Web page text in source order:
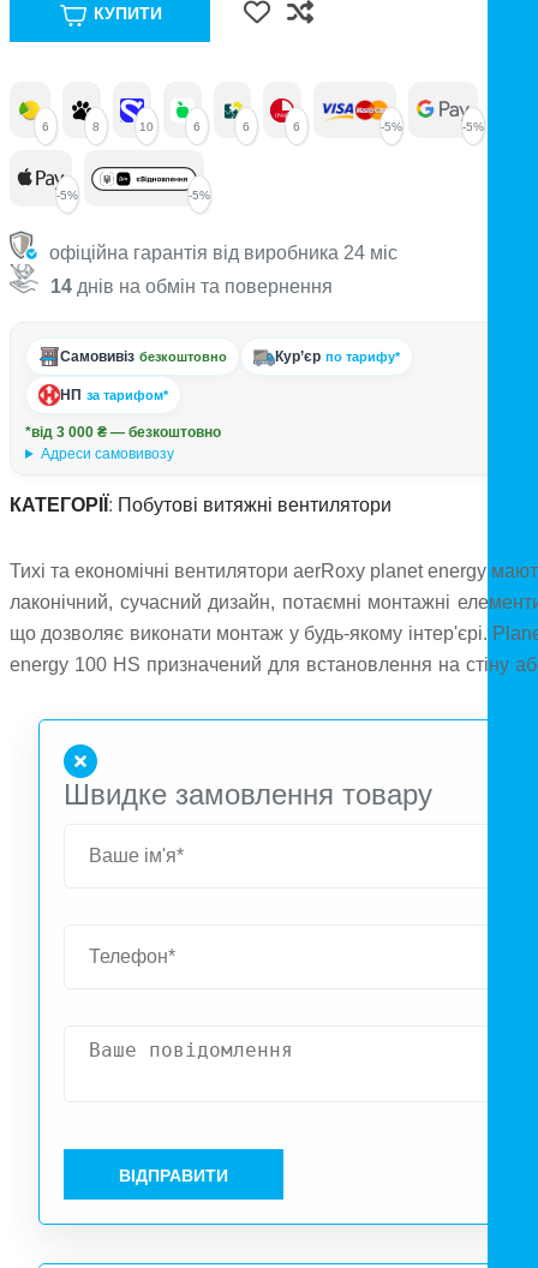
КУПИТИ
6 8 10 6 6 6 -5% -5%
-5% -5%
офіційна гарантія від виробника 24 міс
14 днів на обмін та повернення
Самовивіз безкоштовно Кур’єр по тарифу*
НП за тарифом*
*від 3 000 ₴ — безкоштовно
Адреси самовивозу
КАТЕГОРІЇ : Побутові витяжні вентилятори
Тихі та економічні вентилятори aerRoxy planet energy
лаконічний, сучасний дизайн, потаємні монтажні
що дозволяє виконати монтаж у будь-якому інтер'єрі.
energy 100 HS призначений для встановлення на стіну
93м³/год. Оснащений таймером затримки вимикання
датчиком вологості.
Швидке замовлення товару
ВІДПРАВИТИ